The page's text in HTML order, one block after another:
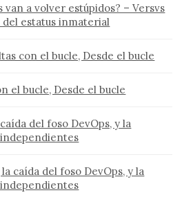
a volver estúpidos? – Versvs
estatus inmaterial
con el bucle, Desde el bucle
el bucle, Desde el bucle
del foso DevOps, y la
la caída del foso DevOps, y la